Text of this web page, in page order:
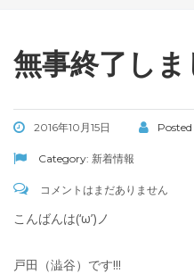
無事終了し
2016年10月15日
Category: 新着情報
コメントはまだありません
こんばんは(‘ω’)ノ
戸田（澁谷）です!!!